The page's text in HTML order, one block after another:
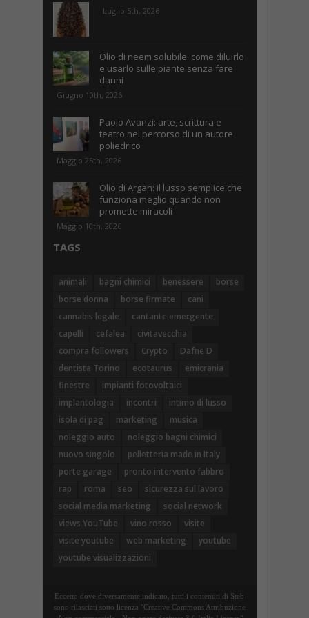
Luglio 5th, 2026
Olio di neem solubile: come diluirlo
e usarlo sulle piante senza fare
danni
Giugno 10th, 2026
Paolo Avanzi: arte, scrittura e
teatro nel percorso di un autore
poliedrico
Maggio 25th, 2026
Olio di Argan: il lusso semplice che
funziona meglio quando non
promette miracoli
Maggio 10th, 2026
TAGS
animali bagni chimici benessere
borse
borse donna
borse firmate
cani
cannabis legale
cantante emergente
capelli
cefalea
civitavecchia
compra followers
Crypto
Dafne D
dentista Torino
ecotaurus
emicrania
finestre
impianti fotovoltaici
implantologia
incontri
intimo di lusso
isola di pag
marketing
musica
noleggio auto
noleggio bagni chimici
nuovo singolo
pelletteria made in Italy
porte garage
pronto intervento fabbro
rap
roma seo
sicurezza sul lavoro
social media marketing
social network
views YouTube
vino rosso
visite
visite youtube
web marketing
youtube
youtube visualizzazioni
Eccetto dove diversamente indicato, tutti i contenuti di Steb
sono rilasciati sotto licenza "Creative Commons Attribuzione